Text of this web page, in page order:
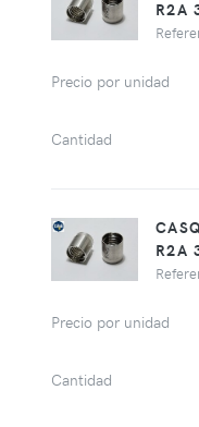
R2A
Precio por unidad
Cantidad
R2A
Precio por unidad
Cantidad